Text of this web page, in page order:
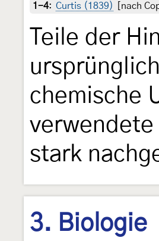
1-4: Curtis (1839) [nach
Teile der
chemische
stark
3. Biologie